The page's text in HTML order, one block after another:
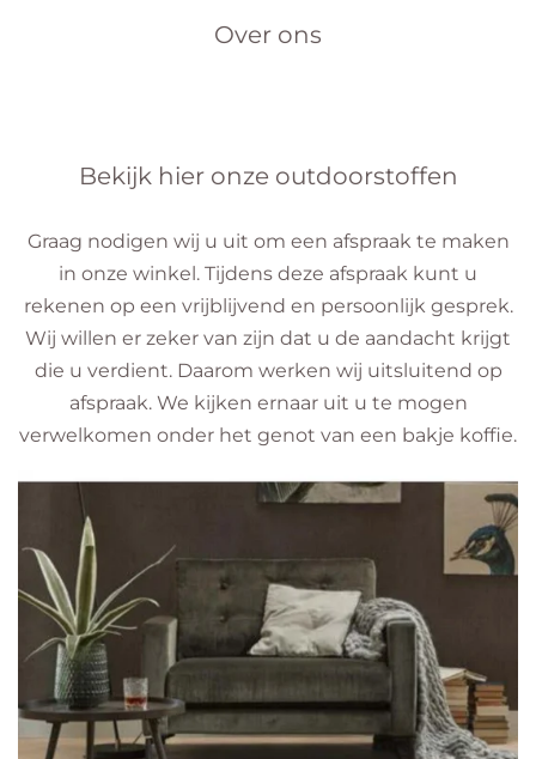
l
c
r
e
n
Over ons
Bekijk hier onze outdoorstoffen
Graag nodigen wij u uit om een afspraak te maken
in onze winkel. Tijdens deze afspraak kunt u
rekenen op een vrijblijvend en persoonlijk gesprek.
Wij willen er zeker van zijn dat u de aandacht krijgt
die u verdient. Daarom werken wij uitsluitend op
afspraak. We kijken ernaar uit u te mogen
verwelkomen onder het genot van een bakje koffie.